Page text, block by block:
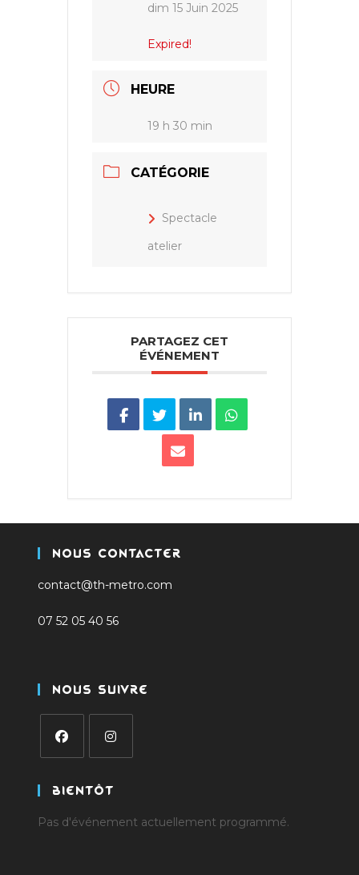
dim 15 Juin 2025
Expired!
HEURE
19 h 30 min
CATÉGORIE
Spectacle
atelier
PARTAGEZ CET
ÉVÉNEMENT
Nous Contacter
contact@th-metro.com
07 52 05 40 56
Nous Suivre
dans
nouvel
dans
nouvel
Bientôt
Pas d'événement actuellement programmé.